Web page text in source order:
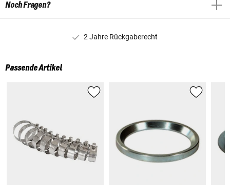
Noch Fragen?
2 Jahre Rückgaberecht
Passende Artikel